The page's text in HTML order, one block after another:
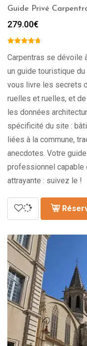
Guide Privé
279.00€
Carpentras se dévoile
un guide touristique
vous livre les secrets
ruelles et ruelles, et
les données
spécificité du site :
liées à la commune,
anecdotes. Votre
professionnel capable
attrayante : suivez le !